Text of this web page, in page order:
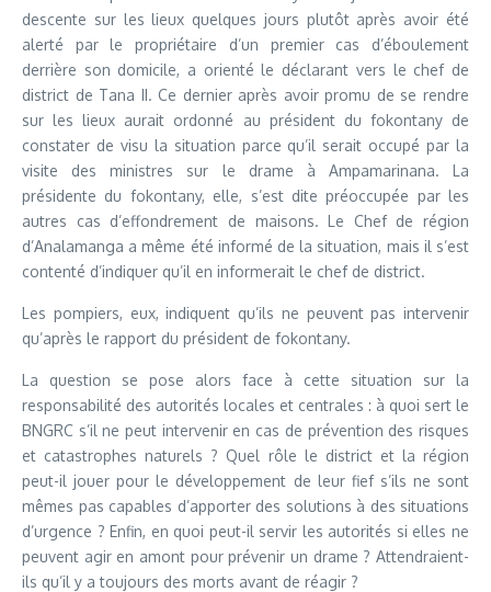
descente sur les lieux quelques jours plutôt après avoir été
alerté par le propriétaire d’un premier cas d’éboulement
derrière son domicile, a orienté le déclarant vers le chef de
district de Tana II. Ce dernier après avoir promu de se rendre
sur les lieux aurait ordonné au président du fokontany de
constater de visu la situation parce qu’il serait occupé par la
visite des ministres sur le drame à Ampamarinana. La
présidente du fokontany, elle, s’est dite préoccupée par les
autres cas d’effondrement de maisons. Le Chef de région
d’Analamanga a même été informé de la situation, mais il s’est
contenté d’indiquer qu’il en informerait le chef de district.
Les pompiers, eux, indiquent qu’ils ne peuvent pas intervenir
qu’après le rapport du président de fokontany.
La question se pose alors face à cette situation sur la
responsabilité des autorités locales et centrales : à quoi sert le
BNGRC s’il ne peut intervenir en cas de prévention des risques
et catastrophes naturels ? Quel rôle le district et la région
peut-il jouer pour le développement de leur fief s’ils ne sont
mêmes pas capables d’apporter des solutions à des situations
d’urgence ? Enfin, en quoi peut-il servir les autorités si elles ne
peuvent agir en amont pour prévenir un drame ? Attendraient-
ils qu’il y a toujours des morts avant de réagir ?